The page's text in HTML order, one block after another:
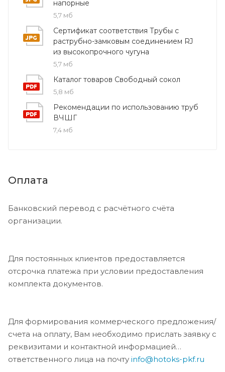
Купить крест чугунный раструбный КР 900х800 мм
вы можете в компании ПКФ Хотокс. Оформите
заказ на сайте или свяжитесь с нашими
специалистами: мы поможем подобрать
оптимальную комплектацию, рассчитаем цену и
организуем быструю доставку в ваш регион.
напорные
5,7 мб
Сертификат соответствия Трубы с
раструбно-замковым соединением RJ
из высокопрочного чугуна
5,7 мб
Каталог товаров Свободный сокол
5,8 мб
Рекомендации по использованию труб
ВЧШГ
7,4 мб
Оплата
Банковский перевод с расчётного счёта
организации.
Для постоянных клиентов предоставляется
отсрочка платежа при условии предоставления
комплекта документов.
Для формирования коммерческого предложения/
счета на оплату, Вам необходимо прислать заявку с
реквизитами и контактной информацией
ответственного лица на почту info@hotoks-pkf.ru